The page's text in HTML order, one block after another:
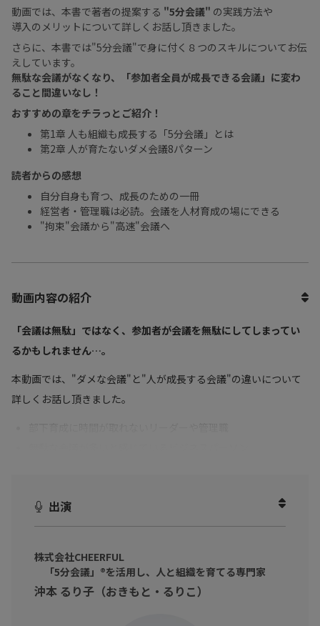
動画では、本書で著者の提案する "5分会議" の実践方法や
導入のメリットについて詳しくお話し頂きました。
さらに、本書では"5分会議"で身に付く８つのスキルについてお伝
えしています。
無駄な会議がなくなり、「参加者全員が成長できる会議」に変わ
ること間違いなし！
おすすめの章をチラっとご紹介！
第1章 人も組織も成長する「5分会議」とは
第2章 人が育たないダメ会議8パターン
読者からの感想
自分自身も育つ、成長のための一冊
経営者・管理職は必読。会議を人材育成の場にできる
"拘束"会議から"高速"会議へ
動画内容の紹介
「会議は無駄」ではなく、参加者が会議を無駄にしてしまってい
るかもしれません…。
本動画では、"ダメな会議"と"人が成長する会議"の違いについて
詳しくお話し頂きました。
著者の提案する
「会議+人材育成」を実施することができ、まさに一石二鳥で
出演
株式会社CHEERFUL
「5分会議」®を活用し、人と組織を育てる専門家
沖本 るり子（おきもと・るりこ）